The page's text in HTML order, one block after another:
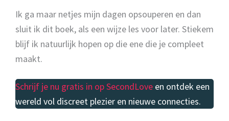
Ik ga maar netjes mijn dagen opsouperen en dan
sluit ik dit boek, als een wijze les voor later. Stiekem
blijf ik natuurlijk hopen op die ene die je compleet
maakt.
Schrijf je nu gratis in op SecondLove en ontdek een
wereld vol discreet plezier en nieuwe connecties.